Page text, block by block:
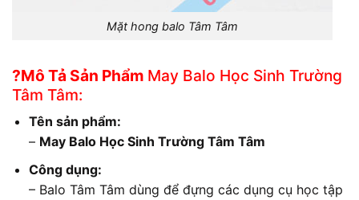
Mặt hong balo Tâm Tâm
?Mô Tả Sản Phẩm May Balo Học Sinh Trường
Tâm Tâm:
Tên sản phẩm:
– May Balo Học Sinh Trường Tâm Tâm
Công dụng:
– Balo Tâm Tâm dùng để đựng các dụng cụ học tập